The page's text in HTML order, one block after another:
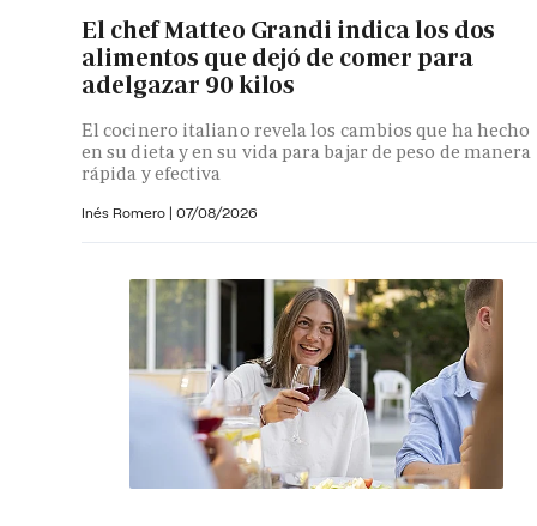
El chef Matteo Grandi indica los dos
alimentos que dejó de comer para
adelgazar 90 kilos
El cocinero italiano revela los cambios que ha hecho
en su dieta y en su vida para bajar de peso de manera
rápida y efectiva
Inés Romero | 07/08/2026